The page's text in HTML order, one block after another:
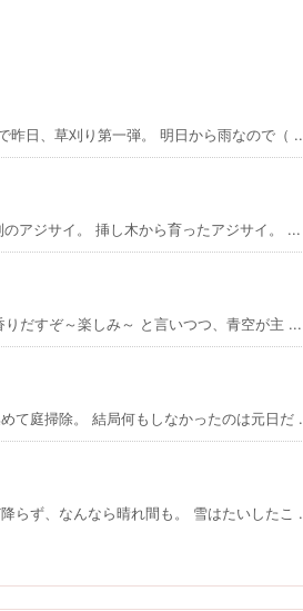
昨日、草刈り第一弾。 明日から雨なので（
アジサイ。 挿し木から育ったアジサイ。 ...
だすぞ～楽しみ～ と言いつつ、青空が主 ...
て庭掃除。 結局何もしなかったのは元日だ
らず、なんなら晴れ間も。 雪はたいしたこ